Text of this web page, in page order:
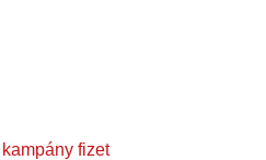
fizet